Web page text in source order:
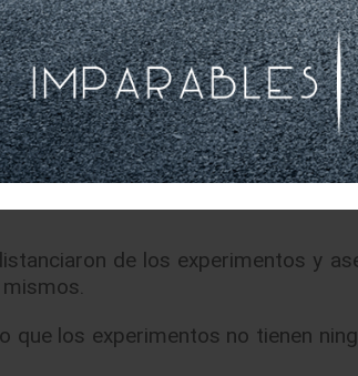
que con los progresos
la salud de los ciudadanos.
Baja Sajonia (norte de Alemania),
lo que Weil, como primer
de los experimentos y
que los experimentos no tienen